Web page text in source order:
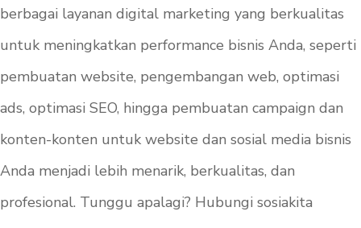
berbagai layanan digital marketing yang berkualitas
untuk meningkatkan performance bisnis Anda, seperti
pembuatan website, pengembangan web, optimasi
ads, optimasi SEO, hingga pembuatan campaign dan
konten-konten untuk website dan sosial media bisnis
Anda menjadi lebih menarik, berkualitas, dan
profesional. Tunggu apalagi? Hubungi sosiakita